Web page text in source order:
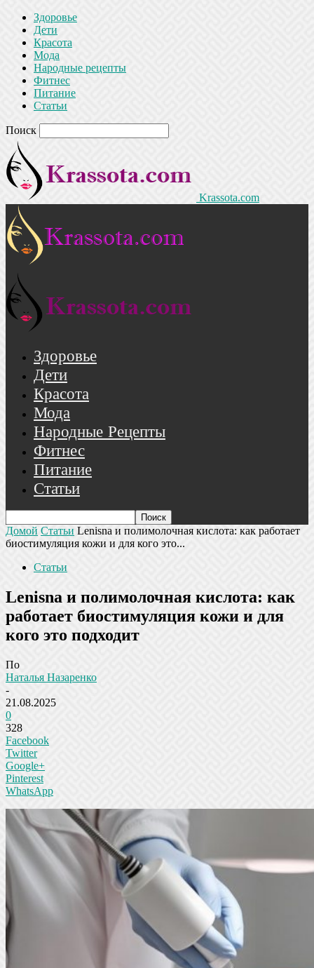
Здоровье
Дети
Красота
Мода
Народные рецепты
Фитнес
Питание
Статьи
Поиск
Krassota.com
Здоровье
Дети
Красота
Мода
Народные Рецепты
Фитнес
Питание
Статьи
Домой Статьи Lenisna и полимолочная кислота: как работает
биостимуляция кожи и для кого это...
Статьи
Lenisna и полимолочная кислота: как
работает биостимуляция кожи и для
кого это подходит
По
Наталья Назаренко
-
21.08.2025
0
328
Facebook
Twitter
Google+
Pinterest
WhatsApp